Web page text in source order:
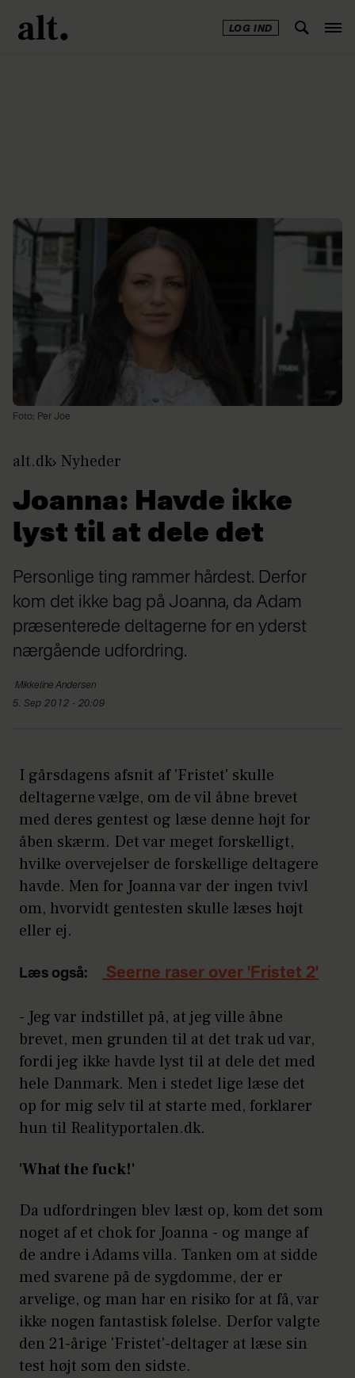
LOG IND
Foto: Per Joe
alt.dk Nyheder
Joanna: Havde ikke
lyst til at dele det
Personlige ting rammer hårdest. Derfor
kom det ikke bag på Joanna, da Adam
præsenterede deltagerne for en yderst
nærgående udfordring.
Mikkeline Andersen
5. Sep 2012 - 20:09
I gårsdagens afsnit af 'Fristet' skulle
deltagerne vælge, om de vil åbne brevet
med deres gentest og læse denne højt for
åben skærm. Det var meget forskelligt,
hvilke overvejelser de forskellige deltagere
havde. Men for Joanna var der ingen tvivl
om, hvorvidt gentesten skulle læses højt
eller ej.
Læs også: Seerne raser over 'Fristet 2'
- Jeg var indstillet på, at jeg ville åbne
brevet, men grunden til at det trak ud var,
fordi jeg ikke havde lyst til at dele det med
hele Danmark. Men i stedet lige læse det
op for mig selv til at starte med, forklarer
hun til Realityportalen.dk.
'What the fuck!'
Da udfordringen blev læst op, kom det som
noget af et chok for Joanna - og mange af
de andre i Adams villa. Tanken om at sidde
med svarene på de sygdomme, der er
arvelige, og man har en risiko for at få, var
ikke nogen fantastisk følelse. Derfor valgte
den 21-årige 'Fristet'-deltager at læse sin
test højt som den sidste.